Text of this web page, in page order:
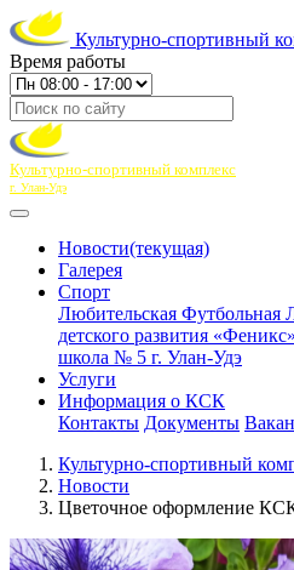
Культурно-спортивный
Время работы
Культурно-спортивный комплекс
г. Улан-Удэ
Новости(текущая)
Галерея
Спорт
Любительская Футбольная
детского развития «Феникс»
школа № 5 г. Улан-Удэ
Услуги
Информация о КСК
Контакты Документы
Культурно-спортивный
Новости
Цветочное оформление